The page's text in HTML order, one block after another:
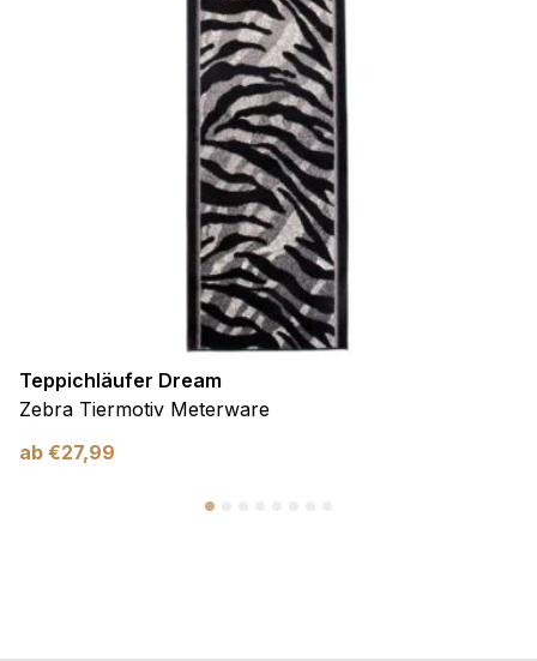
Teppichläufer Dream
Zebra Tiermotiv Meterware
ab €27,99